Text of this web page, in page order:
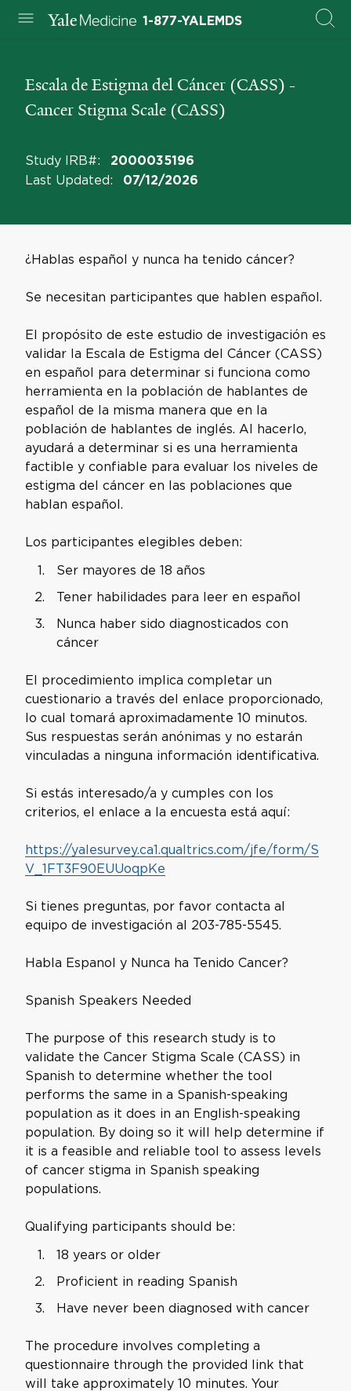
1-877-YALEMDS
Escala de Estigma del Cáncer (CASS) -
Cancer Stigma Scale (CASS)
Study IRB#: 2000035196
Last Updated: 07/12/2026
¿Hablas español y nunca ha tenido cáncer?
Se necesitan participantes que hablen español.
El propósito de este estudio de investigación es
validar la Escala de Estigma del Cáncer (CASS)
en español para determinar si funciona como
herramienta en la población de hablantes de
español de la misma manera que en la
población de hablantes de inglés. Al hacerlo,
ayudará a determinar si es una herramienta
factible y confiable para evaluar los niveles de
estigma del cáncer en las poblaciones que
hablan español.
Los participantes elegibles deben:
Ser mayores de 18 años
Tener habilidades para leer en español
Nunca haber sido diagnosticados con
cáncer
El procedimiento implica completar un
cuestionario a través del enlace proporcionado,
lo cual tomará aproximadamente 10 minutos.
Sus respuestas serán anónimas y no estarán
vinculadas a ninguna información identificativa.
Si estás interesado/a y cumples con los
criterios, el enlace a la encuesta está aquí:
https://yalesurvey.ca1.qualtrics.com/jfe/form/S
V_1FT3F90EUUoqpKe
Si tienes preguntas, por favor contacta al
equipo de investigación al 203-785-5545.
Habla Espanol y Nunca ha Tenido Cancer?
Spanish Speakers Needed
The purpose of this research study is to
validate the Cancer Stigma Scale (CASS) in
Spanish to determine whether the tool
performs the same in a Spanish-speaking
population as it does in an English-speaking
population. By doing so it will help determine if
it is a feasible and reliable tool to assess levels
of cancer stigma in Spanish speaking
populations.
Qualifying participants should be:
18 years or older
Proficient in reading Spanish
Have never been diagnosed with cancer
The procedure involves completing a
questionnaire through the provided link that
will take approximately 10 minutes. Your